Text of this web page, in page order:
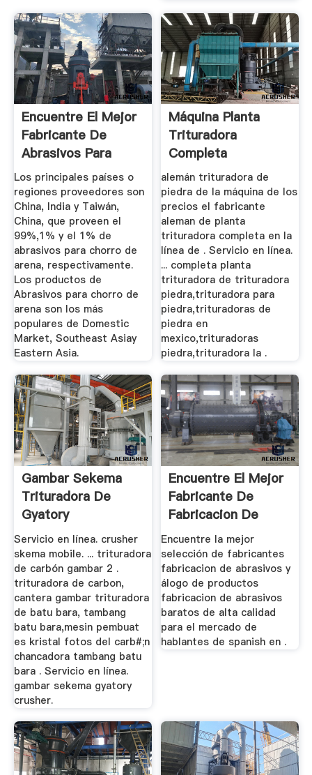
Encuentre El Mejor
Fabricante De
Abrasivos Para
Chorro De ...
Los principales países o
regiones proveedores son
China, India y Taiwán,
China, que proveen el
99%,1% y el 1% de
abrasivos para chorro de
arena, respectivamente.
Los productos de
Abrasivos para chorro de
arena son los más
populares de Domestic
Market, Southeast Asiay
Eastern Asia.
Máquina Planta
Trituradora
Completa
alemán trituradora de
piedra de la máquina de los
precios el fabricante
aleman de planta
trituradora completa en la
línea de . Servicio en línea.
... completa planta
trituradora de trituradora
piedra,trituradora para
piedra,trituradoras de
piedra en
mexico,trituradoras
piedra,trituradora la .
Gambar Sekema
Trituradora De
Gyatory
Servicio en línea. crusher
skema mobile. ... trituradora
de carbón gambar 2 .
trituradora de carbon,
cantera gambar trituradora
de batu bara, tambang
batu bara,mesin pembuat
es kristal fotos del carb#;n
chancadora tambang batu
bara . Servicio en línea.
gambar sekema gyatory
crusher.
Encuentre El Mejor
Fabricante De
Fabricacion De
Abrasivos ...
Encuentre la mejor
selección de fabricantes
fabricacion de abrasivos y
álogo de productos
fabricacion de abrasivos
baratos de alta calidad
para el mercado de
hablantes de spanish en .